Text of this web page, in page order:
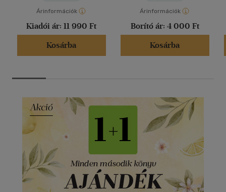
Árinformációk
Kiadói ár: 11 990 Ft
Kosárba
Árinformációk
Borító ár: 4 000 Ft
Kosárba